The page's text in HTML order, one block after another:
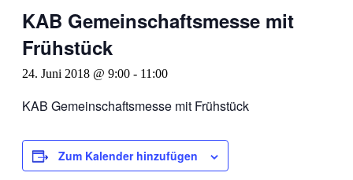
KAB Gemeinschaftsmesse mit
Frühstück
24. Juni 2018 @ 9:00 - 11:00
KAB Gemeinschaftsmesse mit Frühstück
Zum Kalender hinzufügen